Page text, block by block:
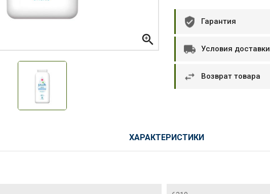
Ольга Кузяева
Лежу в больнице, сделала заказ, все
привезли раньше назначенного
времени. Курьер Анвар, спасибо ему!
Тимур B.Д.
Оформляют заказ и доставляют

Гарантия
Условия доставки
Возврат товара
ХАРАКТЕРИСТИКИ